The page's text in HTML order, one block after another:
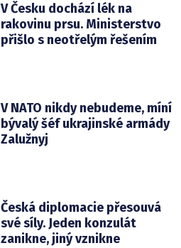
V Česku dochází lék na
rakovinu prsu. Ministerstvo
přišlo s neotřelým řešením
V NATO nikdy nebudeme, míní
bývalý šéf ukrajinské armády
Zalužnyj
Česká diplomacie přesouvá
své síly. Jeden konzulát
zanikne, jiný vznikne